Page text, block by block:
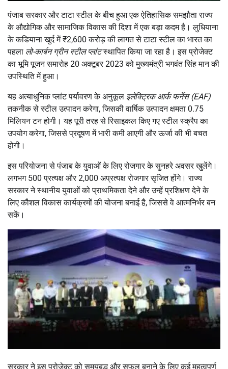
पंजाब सरकार और टाटा स्टील के बीच हुआ एक ऐतिहासिक समझौता राज्य
के औद्योगिक और सामाजिक विकास की दिशा में एक बड़ा कदम है। लुधियाना
के कडियाना खुर्द में ₹2,600 करोड़ की लागत से टाटा स्टील का भारत का
पहला लो-कार्बन ग्रीन स्टील प्लांटस्थापित किया जा रहा है। इस प्रोजेक्ट
का भूमि पूजन समारोह 20 अक्टूबर 2023 को मुख्यमंत्री भगवंत सिंह मान की
उपस्थिति में हुआ।
यह अत्याधुनिक प्लांट पर्यावरण के अनुकूल इलेक्ट्रिक आर्क फर्नेस (EAF)
तकनीक से स्टील उत्पादन करेगा, जिसकी वार्षिक उत्पादन क्षमता 0.75
मिलियन टन होगी। यह पूरी तरह से रिसाइकल किए गए स्टील स्क्रैप का
उपयोग करेगा, जिससे प्रदूषण में भारी कमी आएगी और ऊर्जा की भी बचत
होगी।
इस परियोजना से पंजाब के युवाओं के लिए रोजगार के सुनहरे अवसर खुलेंगे।
लगभग 500 प्रत्यक्ष और 2,000 अप्रत्यक्ष रोजगार सृजित होंगे। राज्य
सरकार ने स्थानीय युवाओं को प्राथमिकता देने और उन्हें प्रशिक्षण देने के
लिए कौशल विकास कार्यक्रमों की योजना बनाई है, जिससे वे आत्मनिर्भर बन
सकें।
सरकार ने इस प्रोजेक्ट को समयबद्ध और सफल बनाने के लिए कई महत्वपूर्ण